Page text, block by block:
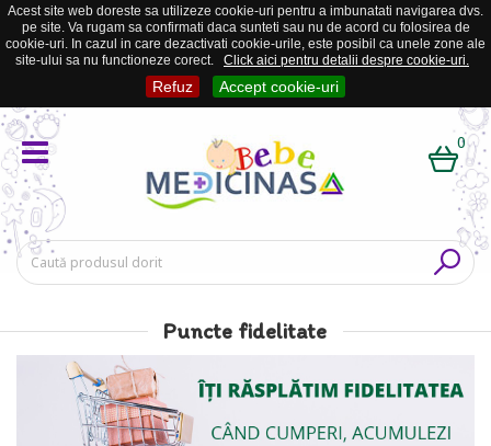
Acest site web doreste sa utilizeze cookie-uri pentru a imbunatati navigarea dvs.
pe site. Va rugam sa confirmati daca sunteti sau nu de acord cu folosirea de
cookie-uri. In cazul in care dezactivati cookie-urile, este posibil ca unele zone ale
site-ului sa nu functioneze corect.
Click aici pentru detalii despre cookie-uri.
Refuz Accept cookie-uri
0
Puncte fidelitate